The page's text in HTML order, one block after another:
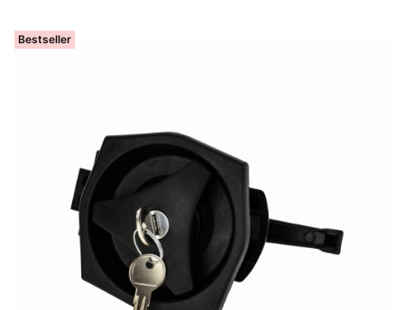
Bestseller